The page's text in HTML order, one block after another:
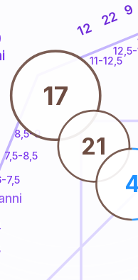
7,5
7,5-8,5
8,5-9
11-12,5
12
22 9
17
21